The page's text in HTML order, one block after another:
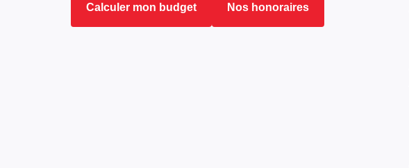
Calculer mon budget Nos honoraires